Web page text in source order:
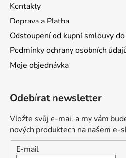
Kontakty
Doprava a Platba
Odstoupení od kupní smlouvy
Podmínky ochrany osobních
Moje objednávka
Odebírat newsletter
Vložte svůj e-mail a my vám
nových produktech na našem e-
E-mail